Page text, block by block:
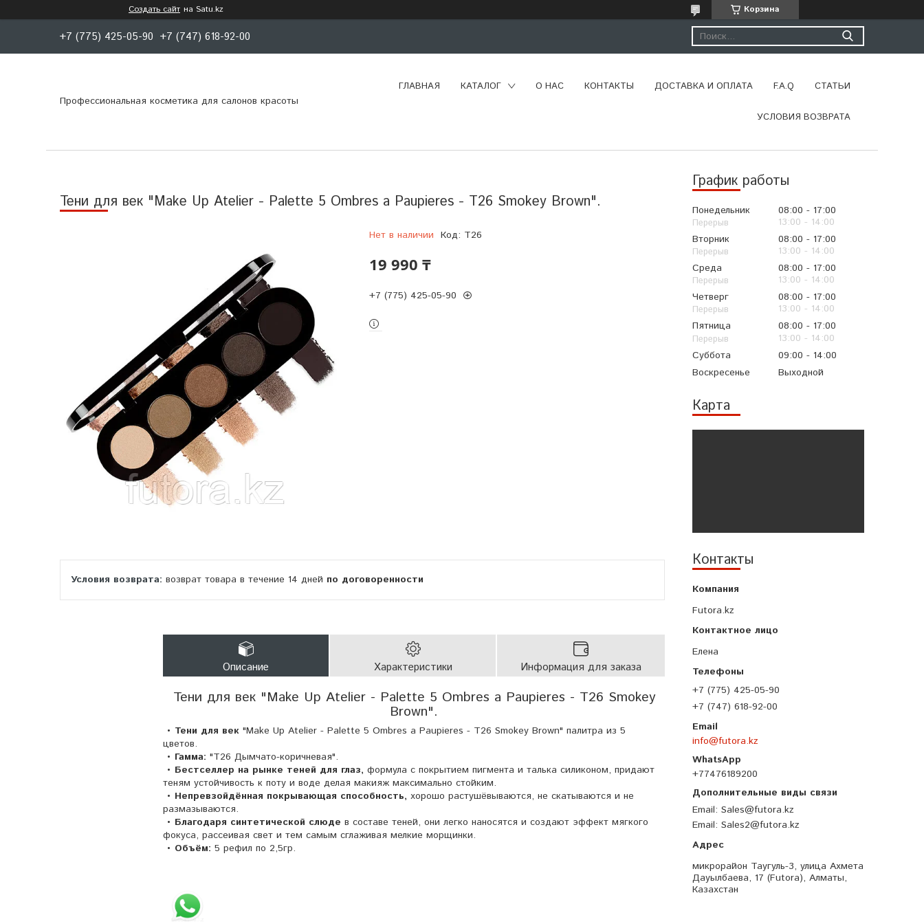
Создать сайт на Satu.kz Корзина
+7 (775) 425-05-90 +7 (747) 618-92-00
Профессиональная косметика для салонов красоты
ГЛАВНАЯ КАТАЛОГ О НАС КОНТАКТЫ ДОСТАВКА И ОПЛАТА F.A.Q СТАТЬИ
УСЛОВИЯ ВОЗВРАТА
График работы
Понедельник 08:00
17:00
13:00
14:00
Вторник
08:00
17:00
13:00
14:00
Среда
08:00
17:00
13:00
14:00
Четверг
08:00
17:00
13:00
14:00
Пятница
08:00
17:00
13:00
14:00
Суббота
09:00
14:00
Воскресенье
Выходной
Карта
Контакты
Futora.kz
Елена
+7 (775) 425-05-90
+7 (747) 618-92-00
info@futora.kz
+77476189200
Email Sales@futora.kz
Email Sales2@futora.kz
микрорайон Таугуль-3, улица Ахмета
Дауылбаева, 17 (Futora), Алматы,
Казахстан
Тени для век "Make Up Atelier - Palette 5 Ombres a Paupieres - T26 Smokey Brown".
Нет в наличии Код: T26
19 990 ₸
+7 (775) 425-05-90
возврат товара в течение 14 дней по договоренности
Описание Характеристики Информация для заказа
Тени для век "Make Up Atelier - Palette 5 Ombres a Paupieres - T26 Smokey
Brown".
• Тени для век "Make Up Atelier - Palette 5 Ombres a Paupieres - T26 Smokey Brown" палитра из 5
цветов.
• Гамма: "T26 Дымчато-коричневая".
• Бестселлер на рынке теней для глаз, формула с покрытием пигмента и талька силиконом, придают
теням устойчивость к поту и воде делая макияж максимально стойким.
• Непревзойдённая покрывающая способность, хорошо растушёвываются, не скатываются и не
размазываются.
• Благодаря синтетической слюде в составе теней, они легко наносятся и создают эффект мягкого
фокуса, рассеивая свет и тем самым сглаживая мелкие морщинки.
• Объём: 5 рефил по 2,5гр.